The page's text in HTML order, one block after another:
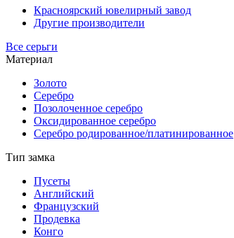
Красноярский ювелирный завод
Другие производители
Все серьги
Материал
Золото
Серебро
Позолоченное серебро
Оксидированное серебро
Серебро родированное/платинированное
Тип замка
Пусеты
Английский
Французский
Продевка
Конго